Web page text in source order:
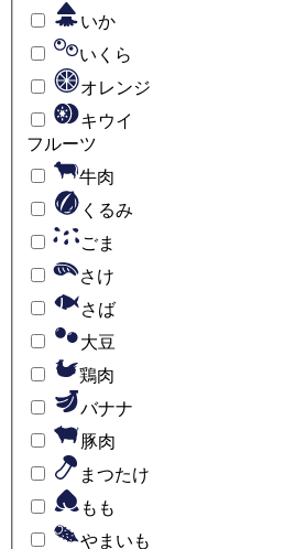
いか
いくら
オレンジ
キウイ
フルーツ
牛肉
くるみ
ごま
さけ
さば
大豆
鶏肉
バナナ
豚肉
まつたけ
もも
やまいも